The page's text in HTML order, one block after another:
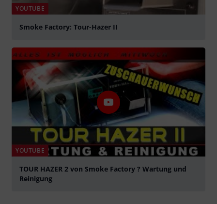
YOUTUBE
Smoke Factory: Tour-Hazer II
YOUTUBE
TOUR HAZER 2 von Smoke Factory ? Wartung und
Reinigung